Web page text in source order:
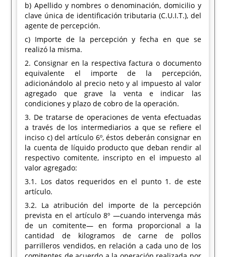
b) Apellido y nombres o denominación, domicilio y
clave única de identificación tributaria (C.U.I.T.), del
agente de percepción.
c) Importe de la percepción y fecha en que se
realizó la misma.
2. Consignar en la respectiva factura o documento
equivalente el importe de la percepción,
adicionándolo al precio neto y al impuesto al valor
agregado que grave la venta e indicar las
condiciones y plazo de cobro de la operación.
3. De tratarse de operaciones de venta efectuadas
a través de los intermediarios a que se refiere el
inciso c) del artículo 6º, éstos deberán consignar en
la cuenta de líquido producto que deban rendir al
respectivo comitente, inscripto en el impuesto al
valor agregado:
3.1. Los datos requeridos en el punto 1. de este
artículo.
3.2. La atribución del importe de la percepción
prevista en el artículo 8º —cuando intervenga más
de un comitente— en forma proporcional a la
cantidad de kilogramos de carne de pollos
parrilleros vendidos, en relación a cada uno de los